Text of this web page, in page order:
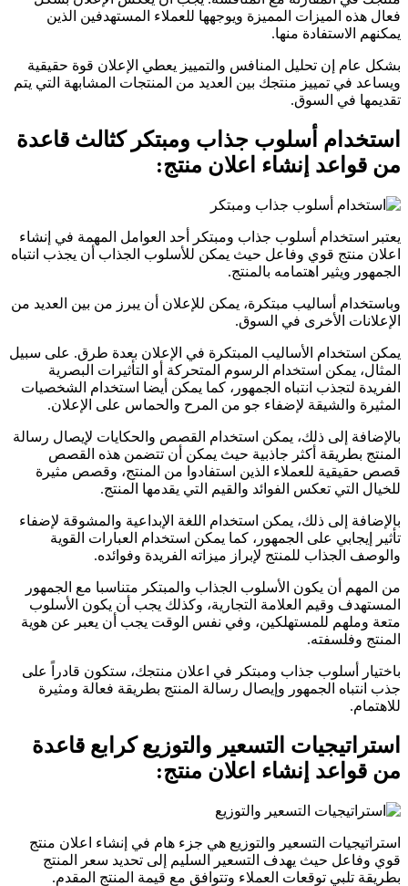
فعال هذه الميزات المميزة ويوجهها للعملاء المستهدفين الذين
يمكنهم الاستفادة منها.
بشكل عام إن تحليل المنافس والتمييز يعطي الإعلان قوة حقيقية
ويساعد في تمييز منتجك بين العديد من المنتجات المشابهة التي يتم
تقديمها في السوق.
استخدام أسلوب جذاب ومبتكر كثالث قاعدة
من قواعد إنشاء اعلان منتج:
يعتبر استخدام أسلوب جذاب ومبتكر أحد العوامل المهمة في إنشاء
اعلان منتج قوي وفاعل حيث يمكن للأسلوب الجذاب أن يجذب انتباه
الجمهور ويثير اهتمامه بالمنتج.
وباستخدام أساليب مبتكرة، يمكن للإعلان أن يبرز من بين العديد من
الإعلانات الأخرى في السوق.
يمكن استخدام الأساليب المبتكرة في الإعلان بعدة طرق. على سبيل
المثال، يمكن استخدام الرسوم المتحركة أو التأثيرات البصرية
الفريدة لتجذب انتباه الجمهور، كما يمكن أيضا استخدام الشخصيات
المثيرة والشيقة لإضفاء جو من المرح والحماس على الإعلان.
بالإضافة إلى ذلك، يمكن استخدام القصص والحكايات لإيصال رسالة
المنتج بطريقة أكثر جاذبية حيث يمكن أن تتضمن هذه القصص
قصص حقيقية للعملاء الذين استفادوا من المنتج، وقصص مثيرة
للخيال التي تعكس الفوائد والقيم التي يقدمها المنتج.
بالإضافة إلى ذلك، يمكن استخدام اللغة الإبداعية والمشوقة لإضفاء
تأثير إيجابي على الجمهور، كما يمكن استخدام العبارات القوية
والوصف الجذاب للمنتج لإبراز ميزاته الفريدة وفوائده.
من المهم أن يكون الأسلوب الجذاب والمبتكر متناسبا مع الجمهور
المستهدف وقيم العلامة التجارية، وكذلك يجب أن يكون الأسلوب
متعة وملهم للمستهلكين، وفي نفس الوقت يجب أن يعبر عن هوية
المنتج وفلسفته.
باختيار أسلوب جذاب ومبتكر في اعلان منتجك، ستكون قادراً على
جذب انتباه الجمهور وإيصال رسالة المنتج بطريقة فعالة ومثيرة
للاهتمام.
استراتيجيات التسعير والتوزيع كرابع قاعدة
من قواعد إنشاء اعلان منتج:
استراتيجيات التسعير والتوزيع هي جزء هام في إنشاء اعلان منتج
قوي وفاعل حيث يهدف التسعير السليم إلى تحديد سعر المنتج
بطريقة تلبي توقعات العملاء وتتوافق مع قيمة المنتج المقدم.